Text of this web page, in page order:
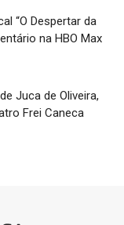
“O Despertar da
na HBO Max
Juca de Oliveira,
Frei Caneca